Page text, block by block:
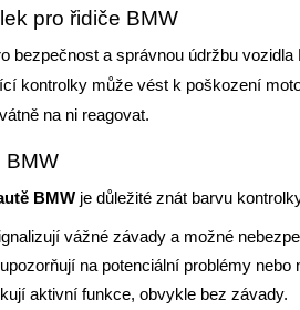
pro řidiče BMW
bezpečnost a správnou údržbu vozidla
kontrolky může vést k poškození
na ni reagovat.
BMW
BMW je důležité znát barvu
vážné závady a možné
na potenciální problémy nebo
aktivní funkce, obvykle bez závady.